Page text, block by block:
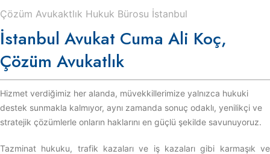
Çözüm Avukaktlık Hukuk Bürosu İstanbul
İstanbul Avukat Cuma Ali Koç,
Çözüm Avukatlık
Hizmet verdiğimiz her alanda, müvekkillerimize yalnızca hukuki
destek sunmakla kalmıyor, aynı zamanda sonuç odaklı, yenilikçi ve
stratejik çözümlerle onların haklarını en güçlü şekilde savunuyoruz.
Tazminat hukuku, trafik kazaları ve iş kazaları gibi karmaşık ve